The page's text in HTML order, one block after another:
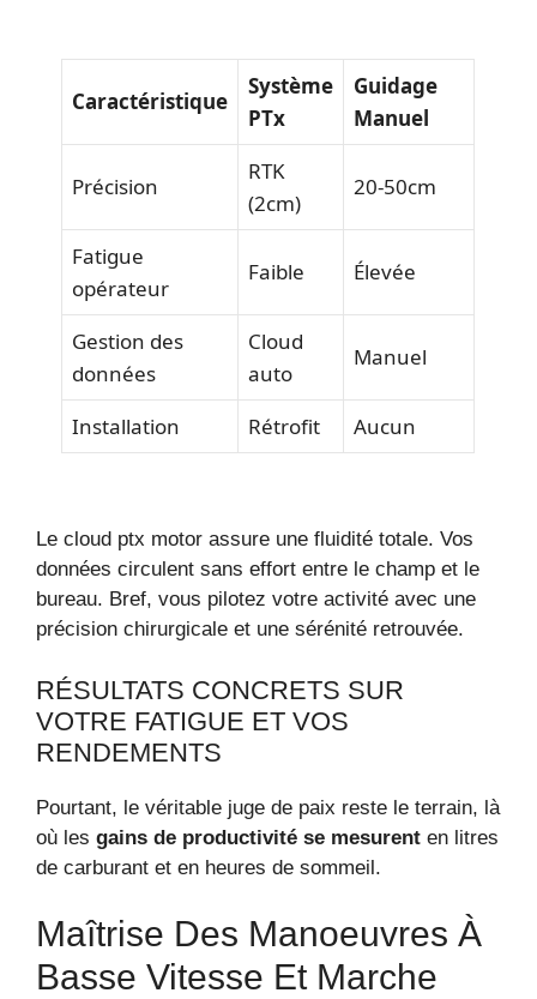
Caractéristique
Système
PTx
Guidage
Manuel
Précision
RTK
(2cm)
20-50cm
Fatigue
opérateur
Faible Élevée
Gestion des
données
Cloud
auto
Manuel
Installation Rétrofit Aucun
Le cloud ptx motor assure une fluidité totale. Vos
données circulent sans effort entre le champ et le
bureau. Bref, vous pilotez votre activité avec une
précision chirurgicale et une sérénité retrouvée.
RÉSULTATS CONCRETS SUR
VOTRE FATIGUE ET VOS
RENDEMENTS
Pourtant, le véritable juge de paix reste le terrain, là
où les gains de productivité se mesurent en litres
de carburant et en heures de sommeil.
Maîtrise Des Manoeuvres À
Basse Vitesse Et Marche